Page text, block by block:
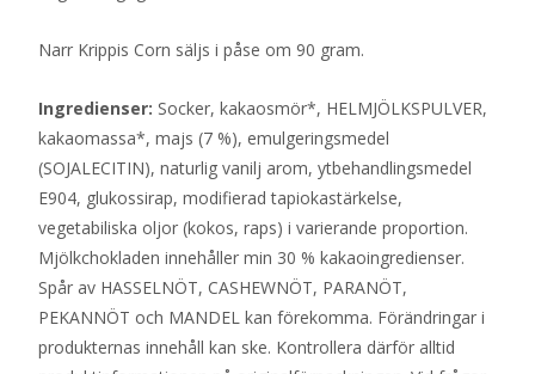
Narr Krippis Corn säljs i påse om 90 gram.
Ingredienser: Socker, kakaosmör*, HELMJÖLKSPULVER,
kakaomassa*, majs (7 %), emulgeringsmedel
(SOJALECITIN), naturlig vanilj arom, ytbehandlingsmedel
E904, glukossirap, modifierad tapiokastärkelse,
vegetabiliska oljor (kokos, raps) i varierande proportion.
Mjölkchokladen innehåller min 30 % kakaoingredienser.
Spår av HASSELNÖT, CASHEWNÖT, PARANÖT,
PEKANNÖT och MANDEL kan förekomma. Förändringar i
produkternas innehåll kan ske. Kontrollera därför alltid